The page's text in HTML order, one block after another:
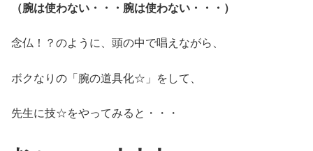
（腕は使わない・・・腕は使わない・・・）
念仏！？のように、頭の中で唱えながら、
ボクなりの「腕の道具化☆」をして、
先生に技☆をやってみると・・・